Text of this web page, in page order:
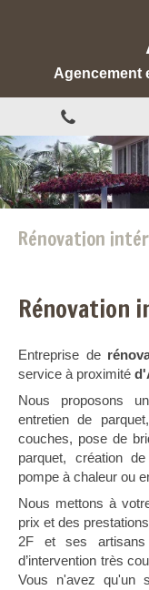
Agencement
Rénovation
Rénovation
Entreprise de
service à proximité
Nous proposons
entretien de
couches, pose de
parquet, création
pompe à chaleur ou
Nous mettons à
prix et des
2F et ses artisans
d’intervention très
Vous n'avez qu'un